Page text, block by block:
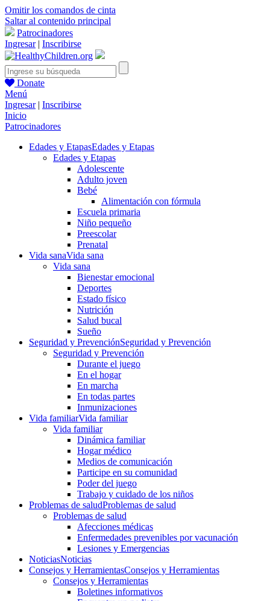
Omitir los comandos de cinta
Saltar al contenido principal
Patrocinadores
Ingresar| Inscribirse
Donate
Menú
Ingresar| Inscribirse
Inicio
Patrocinadores
Edades y EtapasEdades y Etapas
Edades y Etapas
Adolescente
Adulto joven
Bebé
Alimentación con fórmula
Escuela primaria
Niño pequeño
Preescolar
Prenatal
Vida sanaVida sana
Vida sana
Bienestar emocional
Deportes
Estado físico
Nutrición
Salud bucal
Sueño
Seguridad y PrevenciónSeguridad y Prevención
Seguridad y Prevención
Durante el juego
En el hogar
En marcha
En todas partes
Inmunizaciones
Vida familiarVida familiar
Vida familiar
Dinámica familiar
Hogar médico
Medios de comunicación
Participe en su comunidad
Poder del juego
Trabajo y cuidado de los niños
Problemas de saludProblemas de salud
Problemas de salud
Afecciones médicas
Enfermedades prevenibles por vacunación
Lesiones y Emergencias
NoticiasNoticias
Consejos y HerramientasConsejos y Herramientas
Consejos y Herramientas
Boletines informativos